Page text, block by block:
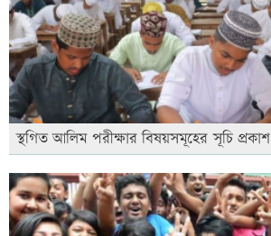
স্থগিত আলিম পরীক্ষার বিষয়সমূহের সূচি প্রকাশ